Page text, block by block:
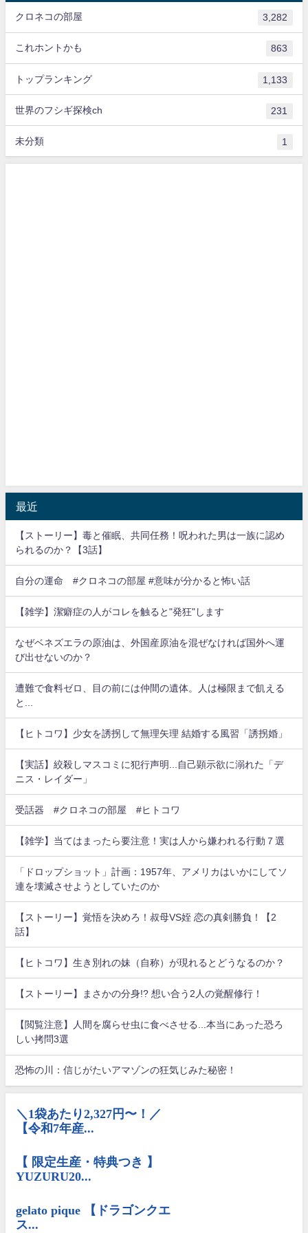
クロネコの部屋 3,282
これホントかも 863
トップランキング 1,133
世界のフシギ探検ch 231
未分類 1
最近
【ストーリー】毒と催眠、共同任務！呪われた男は一族に認め
られるのか？【3話】
自分の運命 #クロネコの部屋 #意味が分かると怖い話
【雑学】潔癖症の人がコレを触ると"発狂"します
なぜベネズエラの原油は、外国産原油を混ぜなければ国外へ運
び出せないのか？
遭難で食料ゼロ、目の前には仲間の遺体。人は極限まで飢える
と...
【ヒトコワ】少女を誘拐して無理矢理 結婚する風習「誘拐婚」
【実話】絞殺しマスコミに犯行声明...自己顕示欲に溺れた「デ
ニス・レイダー」
受話器 #クロネコの部屋 #ヒトコワ
【雑学】当てはまったら要注意！実は人から嫌われる行動７選
「ドロップショット」計画：1957年、アメリカはいかにしてソ
連を壊滅させようとしていたのか
【ストーリー】覚悟を決めろ！叔母VS姪 恋の真剣勝負！【2
話】
【ヒトコワ】生き別れの妹（自称）が現れるとどうなるのか？
【ストーリー】まさかの分身!? 想い合う2人の覚醒修行！
【閲覧注意】人間を腐らせ虫に食べさせる...本当にあった恐ろ
しい拷問3選
恐怖の川：信じがたいアマゾンの狂気じみた秘密！